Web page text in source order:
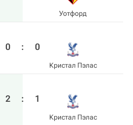
Уотфорд
0 : 0
Кристал Пэлас
2 : 1
Кристал Пэлас